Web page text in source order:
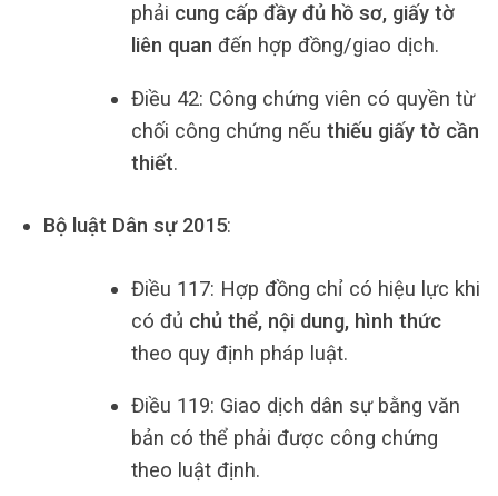
phải cung cấp đầy đủ hồ sơ, giấy tờ
liên quan đến hợp đồng/giao dịch.
Điều 42: Công chứng viên có quyền từ
chối công chứng nếu thiếu giấy tờ cần
thiết.
Bộ luật Dân sự 2015:
Điều 117: Hợp đồng chỉ có hiệu lực khi
có đủ chủ thể, nội dung, hình thức
theo quy định pháp luật.
Điều 119: Giao dịch dân sự bằng văn
bản có thể phải được công chứng
theo luật định.